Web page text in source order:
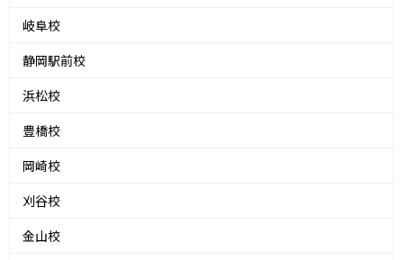
岐阜校
静岡駅前校
浜松校
豊橋校
岡崎校
刈谷校
金山校